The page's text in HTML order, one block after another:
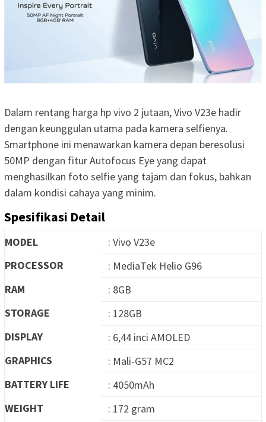
Dalam rentang harga hp vivo 2 jutaan, Vivo V23e hadir
dengan keunggulan utama pada kamera selfienya.
Smartphone ini menawarkan kamera depan beresolusi
50MP dengan fitur Autofocus Eye yang dapat
menghasilkan foto selfie yang tajam dan fokus, bahkan
dalam kondisi cahaya yang minim.
Spesifikasi Detail
MODEL
: Vivo V23e
PROCESSOR
: MediaTek Helio G96
RAM
: 8GB
STORAGE
: 128GB
DISPLAY
: 6,44 inci AMOLED
GRAPHICS
: Mali-G57 MC2
BATTERY LIFE
: 4050mAh
WEIGHT
: 172 gram